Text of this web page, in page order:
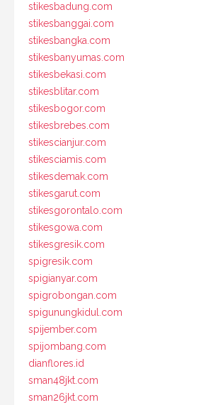
stikesbadung.com
stikesbanggai.com
stikesbangka.com
stikesbanyumas.com
stikesbekasi.com
stikesblitar.com
stikesbogor.com
stikesbrebes.com
stikescianjur.com
stikesciamis.com
stikesdemak.com
stikesgarut.com
stikesgorontalo.com
stikesgowa.com
stikesgresik.com
spigresik.com
spigianyar.com
spigrobongan.com
spigunungkidul.com
spijember.com
spijombang.com
dianflores.id
sman48jkt.com
sman26jkt.com